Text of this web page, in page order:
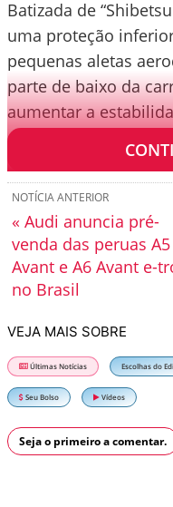
Batizada de
uma proteção
pequenas aletas
parte de baixo da
aumentar a
e sob a ação de
NOTÍCIA ANTERIOR
« Audi anuncia pré-
venda das peruas A5
Avant e A6 Avant e-
no Brasil
VEJA MAIS SOBRE
Últimas Notícias Escolhas do
Seu Bolso Vídeos
Seja o primeiro a comentar.